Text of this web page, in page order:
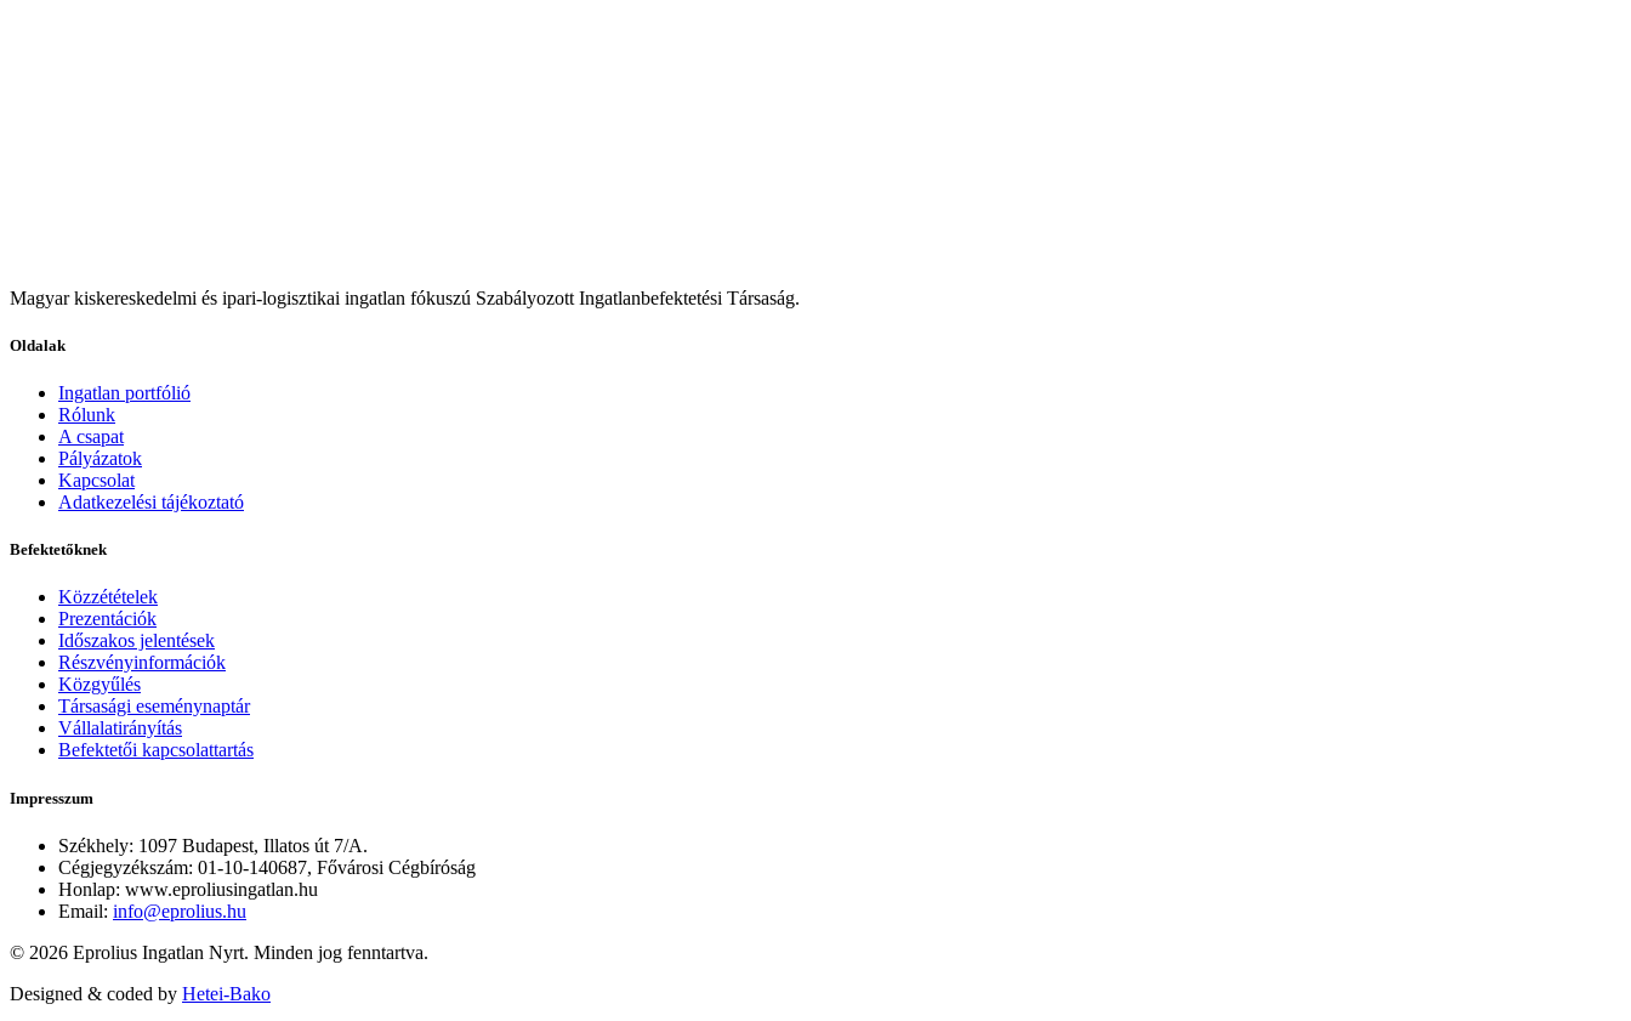
Magyar kiskereskedelmi és ipari-logisztikai ingatlan fókuszú Szabályozott Ingatlanbefektetési Társaság.
Oldalak
Ingatlan portfólió
Rólunk
A csapat
Pályázatok
Kapcsolat
Adatkezelési tájékoztató
Befektetőknek
Közzétételek
Prezentációk
Időszakos jelentések
Részvényinformációk
Közgyűlés
Társasági eseménynaptár
Vállalatirányítás
Befektetői kapcsolattartás
Impresszum
Székhely: 1097 Budapest, Illatos út 7/A.
Cégjegyzékszám: 01-10-140687, Fővárosi Cégbíróság
Honlap: www.eproliusingatlan.hu
Email: info@eprolius.hu
© 2026 Eprolius Ingatlan Nyrt. Minden jog fenntartva.
Designed & coded by Hetei-Bako